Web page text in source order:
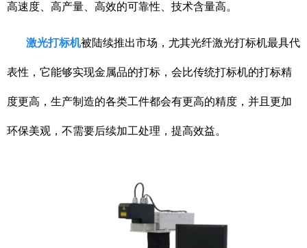
高速度、高产量、高效的可靠性、技术含量高。
激光打标机被陆续推出市场，尤其光纤激光打标机最具代
表性，它能够实现金属品的打标，会比传统打标机的打标精
度更高，生产制造的各类工件都会有更高的精度，并且更加
环保美观，不需要后续加工处理，提高效益。